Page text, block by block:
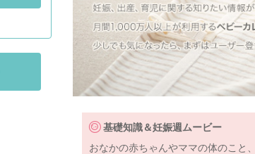
基礎知識＆妊娠週ムービー
おなかの赤ちゃんやママの体のこと